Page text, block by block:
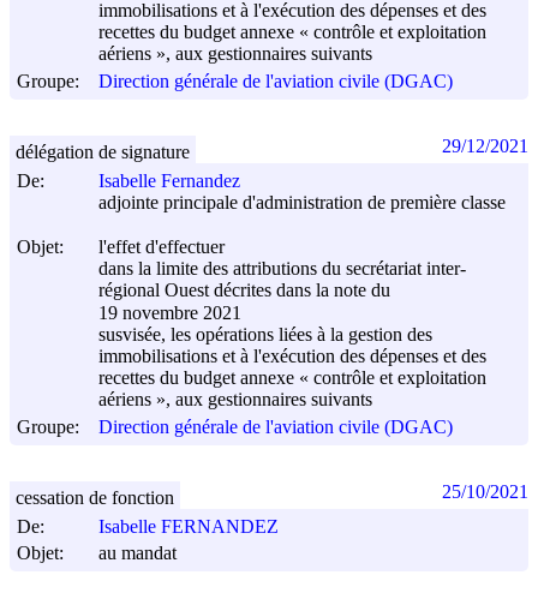
immobilisations et à l'exécution des dépenses et des
recettes du budget annexe « contrôle et exploitation
aériens », aux gestionnaires suivants
Groupe:
Direction générale de l'aviation civile (DGAC)
De:
Isabelle Fernandez
adjointe principale d'administration de première classe
Objet:
l'effet d'effectuer
dans la limite des attributions du secrétariat inter-
régional Ouest décrites dans la note du
19 novembre 2021
susvisée, les opérations liées à la gestion des
immobilisations et à l'exécution des dépenses et des
recettes du budget annexe « contrôle et exploitation
aériens », aux gestionnaires suivants
Groupe:
Direction générale de l'aviation civile (DGAC)
délégation de signature 29/12/2021
De:
Isabelle FERNANDEZ
Objet:
au mandat
cessation de fonction 25/10/2021